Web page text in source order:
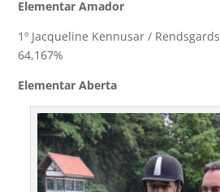
Elementar Amador
1º Jacqueline Kennusar /
64,167%
Elementar Aberta